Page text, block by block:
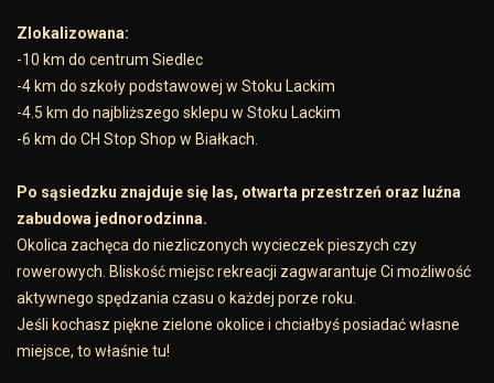
Zlokalizowana:
-10 km do centrum Siedlec
-4 km do szkoły podstawowej w Stoku Lackim
-4.5 km do najbliższego sklepu w Stoku Lackim
-6 km do CH Stop Shop w Białkach.
Po sąsiedzku znajduje się las, otwarta przestrzeń oraz luźna
zabudowa jednorodzinna.
Okolica zachęca do niezliczonych wycieczek pieszych czy
rowerowych. Bliskość miejsc rekreacji zagwarantuje Ci możliwość
aktywnego spędzania czasu o każdej porze roku.
Jeśli kochasz piękne zielone okolice i chciałbyś posiadać własne
miejsce, to właśnie tu!